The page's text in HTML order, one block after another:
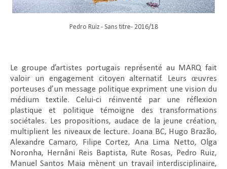
Pedro Ruiz - Sans titre- 2016/18
Le groupe d’artistes portugais représenté au MARQ fait
valoir un engagement citoyen alternatif. Leurs œuvres
porteuses d’un message politique expriment une vision du
médium textile. Celui-ci réinventé par une réflexion
plastique et politique témoigne des transformations
sociétales. Les propositions, audace de la jeune création,
multiplient les niveaux de lecture. Joana BC, Hugo Brazão,
Alexandre Camaro, Filipe Cortez, Ana Lima Netto, Olga
Noronha, Hernâni Reis Baptista, Rute Rosas, Pedro Ruiz,
Manuel Santos Maia mènent un travail interdisciplinaire,